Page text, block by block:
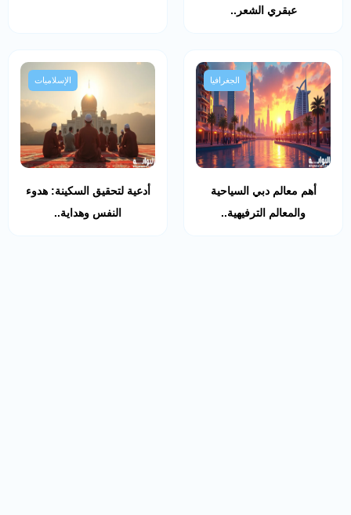
عبقري الشعر..
الجغرافيا
أهم معالم دبي السياحية
والمعالم الترفيهية..
الإسلاميات
أدعية لتحقيق السكينة: هدوء
النفس وهداية..